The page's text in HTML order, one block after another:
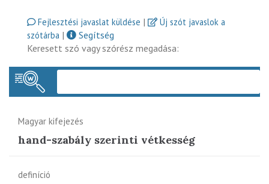
Fejlesztési javaslat küldése |
Új szót javaslok a
szótárba |
Segítség
Keresett szó vagy szórész megadása:
Magyar kifejezés
hand-szabály szerinti vétkesség
definíció